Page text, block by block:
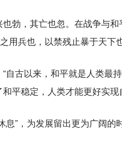
，其亡也忽。在战争与和
用兵也，以禁残止暴于天下
古以来，和平就是人类最
平稳定，人类才能更好实现
”，为发展留出更为广阔的